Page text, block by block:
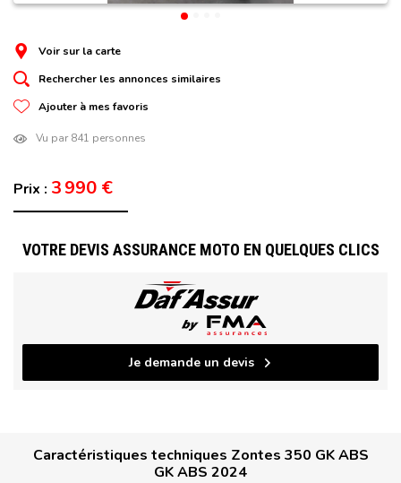
Voir sur la carte
Rechercher les annonces similaires
Ajouter à mes favoris
Vu par 841 personnes
Prix : 3 990 €
VOTRE DEVIS ASSURANCE MOTO EN QUELQUES CLICS
Je demande un devis
Caractéristiques techniques Zontes 350 GK ABS
GK ABS 2024